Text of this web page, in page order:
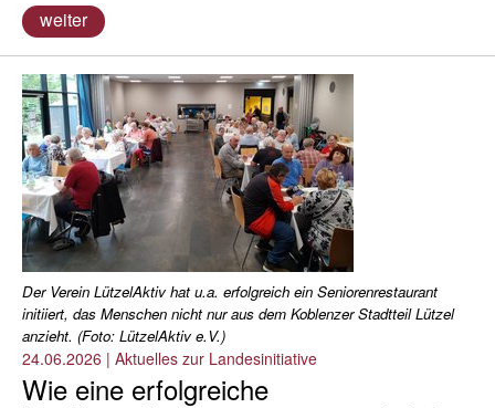
weiter
Der Verein LützelAktiv hat u.a. erfolgreich ein Seniorenrestaurant
initiiert, das Menschen nicht nur aus dem Koblenzer Stadtteil Lützel
anzieht. (Foto: LützelAktiv e.V.)
24.06.2026 | Aktuelles zur Landesinitiative
Wie eine erfolgreiche